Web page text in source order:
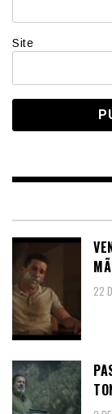
Site
22